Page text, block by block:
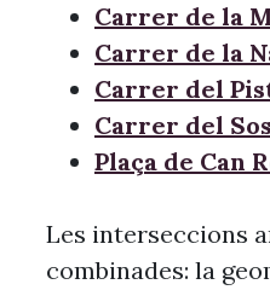
Carrer de la
Carrer de la
Carrer del
Carrer del
Plaça de Can
Les interseccions
combinades: la